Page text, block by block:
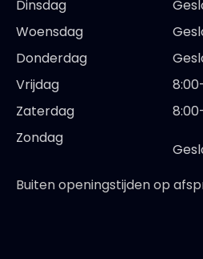
Dinsdag
Woensdag
Donderdag
Vrijdag
Zaterdag
Zondag
Buiten openingstijden op